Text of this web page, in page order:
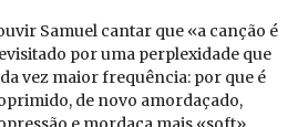
Samuel cantar que «a canção é
por uma perplexidade que
vez maior frequência: por que é
de novo amordaçado,